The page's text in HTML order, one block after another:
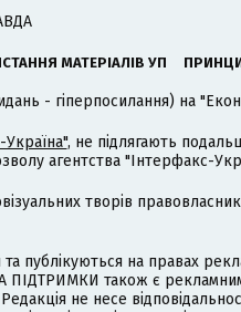
МАТЕРІАЛІВ УП
- гіперпосилання) на
, не підлягають
агентства "Інтерфакс-
творів
публікуються на правах
ПІДТРИМКИ також є
не несе